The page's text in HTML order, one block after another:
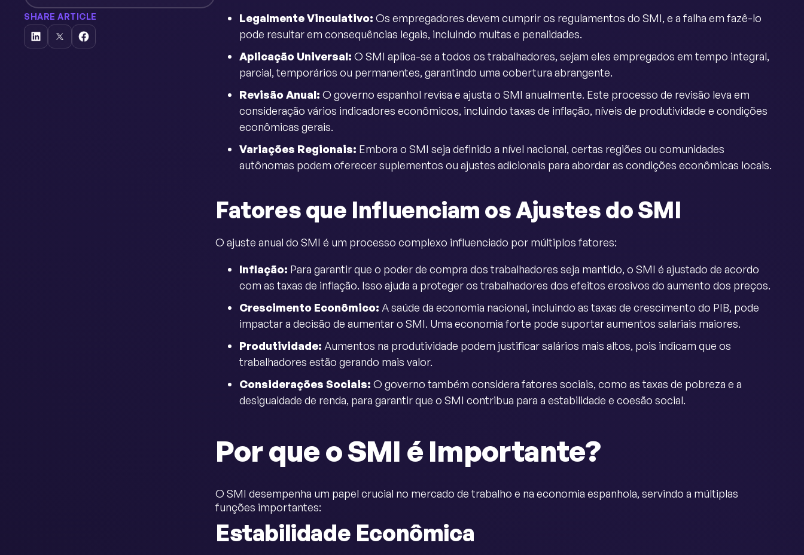
SHARE ARTICLE Legalmente Vinculativo: Os empregadores devem cumprir os regulamentos do SMI, e a falha em fazê-lo
pode resultar em consequências legais, incluindo multas e penalidades.
Aplicação Universal: O SMI aplica-se a todos os trabalhadores, sejam eles empregados em tempo integral,
parcial, temporários ou permanentes, garantindo uma cobertura abrangente.
Revisão Anual: O governo espanhol revisa e ajusta o SMI anualmente. Este processo de revisão leva em
consideração vários indicadores econômicos, incluindo taxas de inflação, níveis de produtividade e condições
econômicas gerais.
Variações Regionais: Embora o SMI seja definido a nível nacional, certas regiões ou comunidades
autônomas podem oferecer suplementos ou ajustes adicionais para abordar as condições econômicas locais.
Fatores que Influenciam os Ajustes do SMI
O ajuste anual do SMI é um processo complexo influenciado por múltiplos fatores:
Inflação: Para garantir que o poder de compra dos trabalhadores seja mantido, o SMI é ajustado de acordo
com as taxas de inflação. Isso ajuda a proteger os trabalhadores dos efeitos erosivos do aumento dos preços.
Crescimento Econômico: A saúde da economia nacional, incluindo as taxas de crescimento do PIB, pode
impactar a decisão de aumentar o SMI. Uma economia forte pode suportar aumentos salariais maiores.
Produtividade: Aumentos na produtividade podem justificar salários mais altos, pois indicam que os
trabalhadores estão gerando mais valor.
Considerações Sociais: O governo também considera fatores sociais, como as taxas de pobreza e a
desigualdade de renda, para garantir que o SMI contribua para a estabilidade e coesão social.
Por que o SMI é Importante?
O SMI desempenha um papel crucial no mercado de trabalho e na economia espanhola, servindo a múltiplas
funções importantes:
Estabilidade Econômica